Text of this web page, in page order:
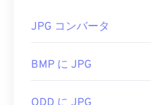
Adobe Photoshop
ことができます。
LightroomはPEFを開い
さらに高い圧縮率が必
JPG コンバータ
BMP に JPG